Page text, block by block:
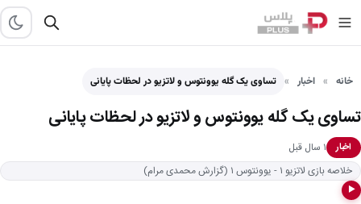
خانه اخبار تساوی یک گله یوونتوس و لاتزیو در لحظات پایانی
تساوی یک گله یوونتوس و لاتزیو در لحظات پایانی
اخبار
۱ سال قبل
خلاصه بازی لاتزیو ۱ - یوونتوس ۱ (گزارش محمدی مرام)
▶